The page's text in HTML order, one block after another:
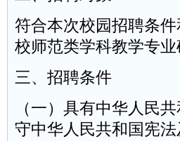
符合本次校园招聘条
校师范类学科教学专
三、招聘条件
（一）具有中华人民
守中华人民共和国宪